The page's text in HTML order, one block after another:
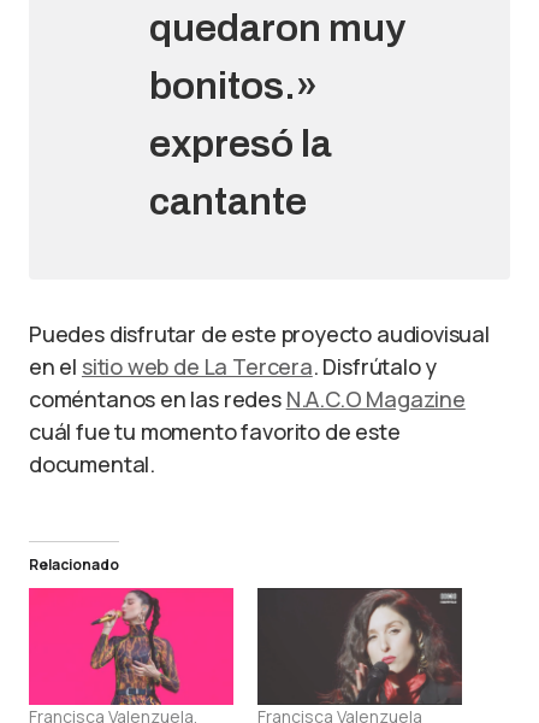
quedaron muy
bonitos.»
expresó la
cantante
Puedes disfrutar de este proyecto audiovisual
en el sitio web de La Tercera. Disfrútalo y
coméntanos en las redes N.A.C.O Magazine
cuál fue tu momento favorito de este
documental.
Relacionado
Francisca Valenzuela,
Francisca Valenzuela